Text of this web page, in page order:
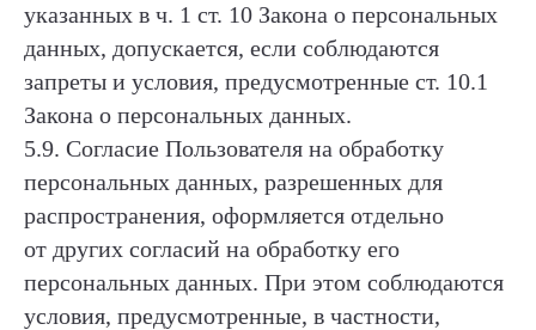
указанных в ч. 1 ст. 10 Закона о персональных
данных, допускается, если соблюдаются
запреты и условия, предусмотренные ст. 10.1
Закона о персональных данных.
5.9. Согласие Пользователя на обработку
персональных данных, разрешенных для
распространения, оформляется отдельно
от других согласий на обработку его
персональных данных. При этом соблюдаются
условия, предусмотренные, в частности,